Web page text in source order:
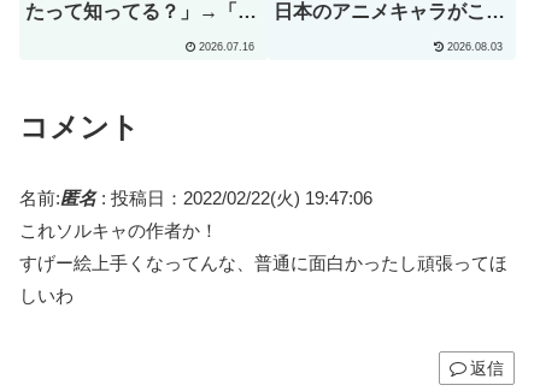
たって知ってる？」→「何
2026.07.16
日本のアニメキャラがこち
ら」→「願いを叶えてくれ
2026.08.03
コメント
名前:匿名: 投稿日：2022/02/22(火) 19:47:06
これソルキャの作者か！
すげー絵上手くなってんな、普通に面白かったし頑張ってほ
しいわ
返信